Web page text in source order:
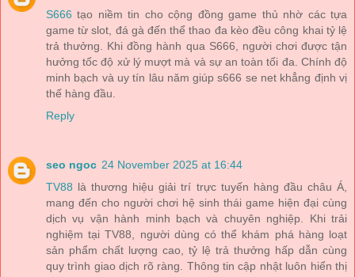
S666 tạo niềm tin cho cộng đồng game thủ nhờ các tựa
game từ slot, đá gà đến thể thao đa kèo đều công khai tỷ lệ
trả thưởng. Khi đồng hành qua S666, người chơi được tận
hưởng tốc độ xử lý mượt mà và sự an toàn tối đa. Chính độ
minh bạch và uy tín lâu năm giúp s666 se net khẳng định vị
thế hàng đầu.
Reply
seo ngoc 24 November 2025 at 16:44
TV88 là thương hiệu giải trí trực tuyến hàng đầu châu Á,
mang đến cho người chơi hệ sinh thái game hiện đại cùng
dịch vụ vận hành minh bạch và chuyên nghiệp. Khi trải
nghiệm tại TV88, người dùng có thể khám phá hàng loạt
sản phẩm chất lượng cao, tỷ lệ trả thưởng hấp dẫn cùng
quy trình giao dịch rõ ràng. Thông tin cập nhật luôn hiển thị